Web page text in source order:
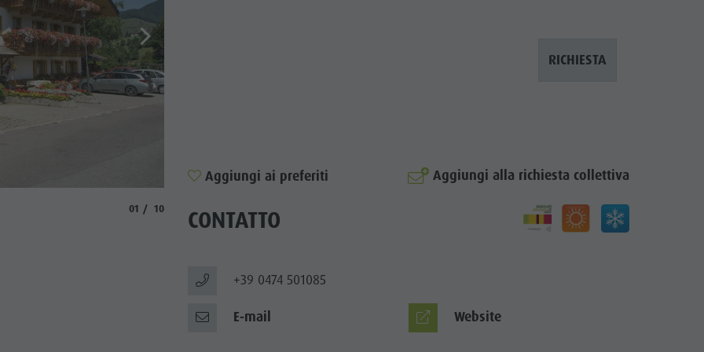
© Moling
aria.slide_indicator.prefix
01 aria.slide_indicator.of
10
RICHIESTA
Aggiungi alla richiesta collettiva
Aggiungi ai preferiti
CONTATTO
+39 0474 501085
E-mail Website